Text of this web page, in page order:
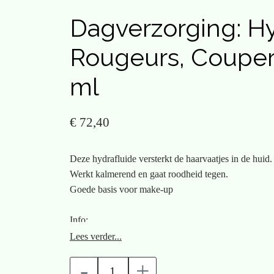
Dagverzorging:
Rougeurs,
ml
€ 72,40
Deze hydrafluide versterkt de haarvaatjes in de huid.
Werkt kalmerend en gaat roodheid tegen.
Goede basis voor make-up
Info:
Deze ultra snel indringende fluïde versterkt en
Lees verder...